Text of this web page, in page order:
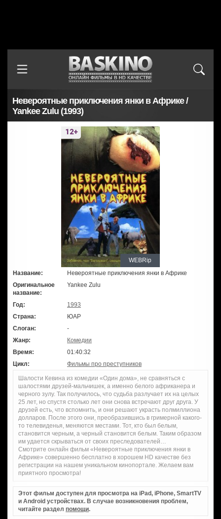
Невероятные приключения янки в Африке /
Yankee Zulu (1993)
WEBRip
Название:
Невероятные приключения янки в Африке
Оригинальное
название:
Yankee Zulu
Год:
1993
Страна:
ЮАР
Слоган:
-
Жанр:
Комедии
Время:
01:40:32
Цикл:
Фильмы про преступников
Шалости Кевина из комедии «Один дома», не сравняться с
шалостями друзей-мальчишек, а именно белого африканера и
черного зулу. Так получилось, что судьба разлучает их на целых
25 лет, но спустя столько лет они снова встречают друг друга. У
друзей есть, что вспомнить, и они решают украсть полмиллиона
долларов. После этого они, преобразившись в гримерной какого-
то телевиденья, меняются местами. Тот, кто был белым,
становится черным, а черный становится белым. Таким образом
им удается скрываться от своих преследователей…
Смотрите онлайн фильм «Невероятные приключения янки в
Африке» совершенно бесплатно в хорошем HD качестве без
регистрации на нашем уникальном кинопортале. Желаем вам
приятного просмотра!
Этот фильм доступен для просмотра на iPad, iPhone, SmartTV
и Android устройствах. В случае возникновения проблем,
читайте раздел помощи.